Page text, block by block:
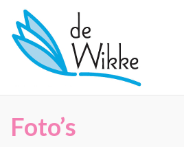
naar
inhoud
(Druk
Foto’s